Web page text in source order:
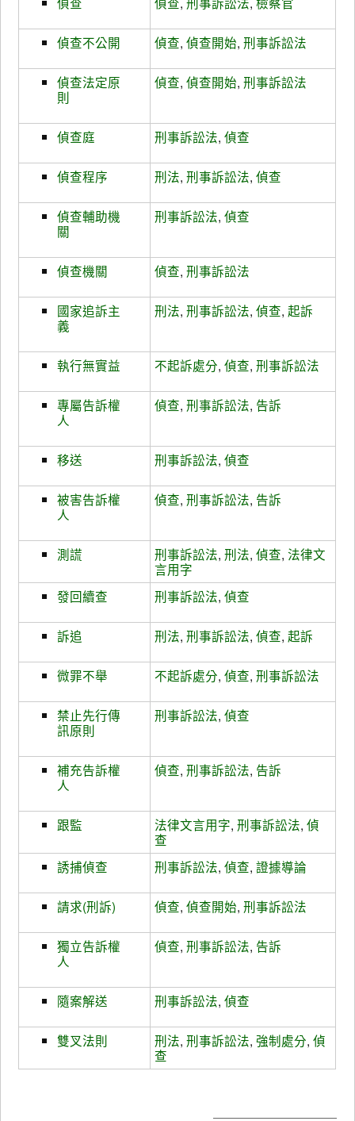
偵查不公開 偵查,偵查開始,刑事訴訟法
偵查法定原
則
偵查,偵查開始,刑事訴訟法
偵查庭 刑事訴訟法,偵查
偵查程序 刑法,刑事訴訟法,偵查
偵查輔助機
關
刑事訴訟法,偵查
偵查機關 偵查,刑事訴訟法
國家追訴主
義
刑法,刑事訴訟法,偵查,起訴
執行無實益 不起訴處分,偵查,刑事訴訟法
專屬告訴權
人
偵查,刑事訴訟法, 告訴
移送 刑事訴訟法,偵查
被害告訴權
人
偵查,刑事訴訟法, 告訴
測謊 刑事訴訟法,刑法,偵查,法律文
言用字
發回續查
刑事訴訟法,偵查
訴追 刑法,刑事訴訟法,偵查,起訴
微罪不舉 不起訴處分,偵查,刑事訴訟法
禁止先行傳
訊原則
刑事訴訟法,偵查
補充告訴權
人
偵查,刑事訴訟法, 告訴
跟監 法律文言用字,刑事訴訟法,偵
查
誘捕偵查
刑事訴訟法,偵查,證據導論
請求(刑訴) 偵查,偵查開始,刑事訴訟法
獨立告訴權
人
偵查,刑事訴訟法, 告訴
隨案解送 刑事訴訟法,偵查
雙叉法則 刑法,刑事訴訟法,強制處分,偵
查